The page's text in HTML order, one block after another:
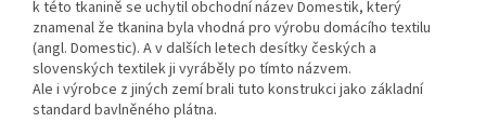
k této tkanině se uchytil obchodní název Domestik, který
znamenal že tkanina byla vhodná pro výrobu domácího textilu
(angl. Domestic). A v dalších letech desítky českých a
slovenských textilek ji vyráběly po tímto názvem.
Ale i výrobce z jiných zemí brali tuto konstrukci jako základní
standard bavlněného plátna.